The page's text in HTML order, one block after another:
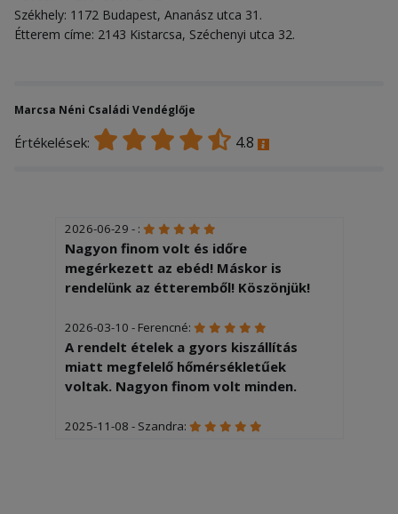
Székhely: 1172 Budapest, Ananász utca 31.
Étterem címe: 2143 Kistarcsa, Széchenyi utca 32.
Marcsa Néni Családi Vendéglője
Értékelések: 4.8
2026-06-29 - :
Nagyon finom volt és időre
megérkezett az ebéd! Máskor is
rendelünk az étteremből! Köszönjük!
2026-03-10 - Ferencné:
A rendelt ételek a gyors kiszállítás
miatt megfelelő hőmérsékletűek
voltak. Nagyon finom volt minden.
2025-11-08 - Szandra: